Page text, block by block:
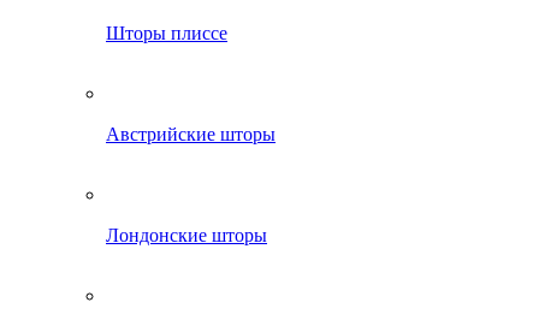
Шторы плиссе
Австрийские шторы
Лондонские шторы